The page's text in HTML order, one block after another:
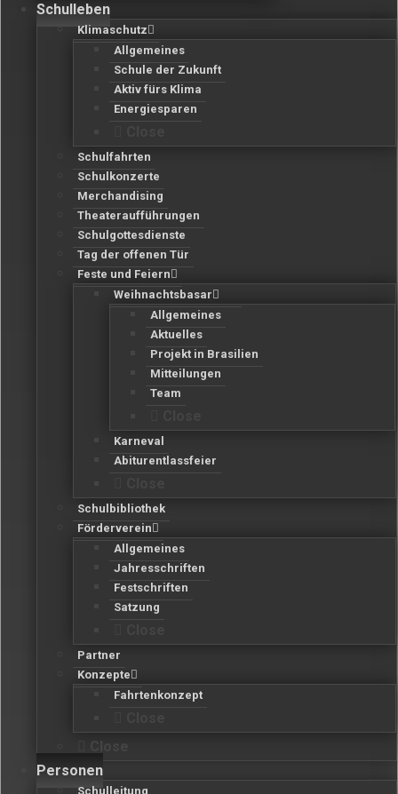
Schulleben
Klimaschutz
Allgemeines
Schule der Zukunft
Aktiv fürs Klima
Energiesparen
Schulfahrten
Schulkonzerte
Merchandising
Theateraufführungen
Schulgottesdienste
Tag der offenen Tür
Feste und Feiern
Weihnachtsbasar
Allgemeines
Aktuelles
Projekt in Brasilien
Mitteilungen
Team
Karneval
Abiturentlassfeier
Schulbibliothek
Förderverein
Allgemeines
Jahresschriften
Festschriften
Satzung
Partner
Konzepte
Fahrtenkonzept
Personen
Schulleitung